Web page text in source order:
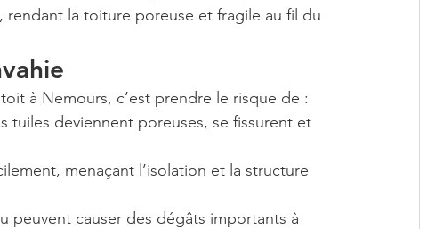
rendant la toiture poreuse et fragile au fil du
à Nemours, c’est prendre le risque de :
tuiles deviennent poreuses, se fissurent et
menaçant l’isolation et la structure
peuvent causer des dégâts importants à